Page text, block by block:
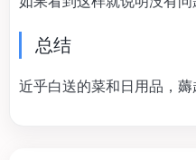
总结
近乎白送的菜和日用品，薅